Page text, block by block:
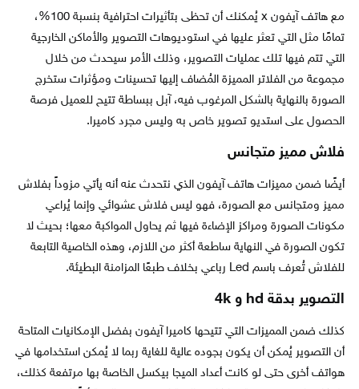
مع هاتف آيفون x يُمكنك أن تحظى بتأثيرات احترافية بنسبة 100%،
تمامًا مثل التي تعثر عليها في استوديوهات التصوير والأماكن الخارجية
التي تتم فيها تلك عمليات التصوير، وذلك الأمر سيحدث من خلال
مجموعة من الفلاتر المميزة المُضاف إليها تحسينات ومؤثرات ستخرج
الصورة بالنهاية بالشكل المرغوب فيه، آبل ببساطة تتيح للعميل فرصة
الحصول على استديو تصوير خاص به وليس مجرد كاميرا.
فلاش مميز متجانس
أيضًا ضمن مميزات هاتف آيفون الذي نتحدث عنه أنه يأتي مزوداً بفلاش
مميز ومتجانس مع الصورة، فهو ليس فلاش عشوائي وإنما يُراعي
مكونات الصورة ومراكز الإضاءة فيها ثم يحاول المواكبة معها؛ بحيث لا
تكون الصورة في النهاية ساطعة أكثر من اللازم، وهذه الخاصية التابعة
للفلاش تُعرف باسم Led رباعي بخلاف طبعًا المزامنة البطيئة.
التصوير بدقة hd و 4k
كذلك ضمن المميزات التي تتيحها كاميرا آيفون بفضل الإمكانيات المتاحة
أن التصوير يُمكن أن يكون بجوده عالية للغاية ربما لا يُمكن استخدامها في
هواتف أخرى حتى لو كانت أعداد الميجا بيكسل الخاصة بها مرتفعة كذلك،